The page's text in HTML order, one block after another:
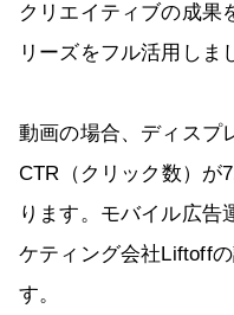
クリエイティブの成果
リーズをフル活用しま
動画の場合、ディスプ
CTR（クリック数）が
ります。モバイル広告
ケティング会社Liftoff
す。